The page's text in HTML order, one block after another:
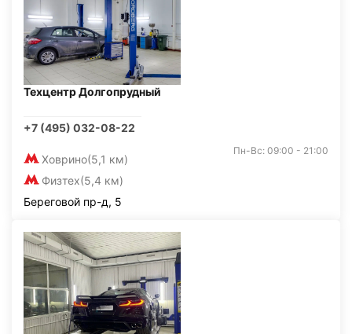
Техцентр Долгопрудный
+7 (495) 032-08-22
Ховрино(5,1 км)
Физтех(5,4 км)
Пн-Вс: 09:00 - 21:00
Береговой пр-д, 5